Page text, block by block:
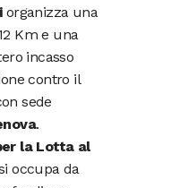
organizza una
Km e una
incasso
contro il
sede
.
la Lotta al
occupa da